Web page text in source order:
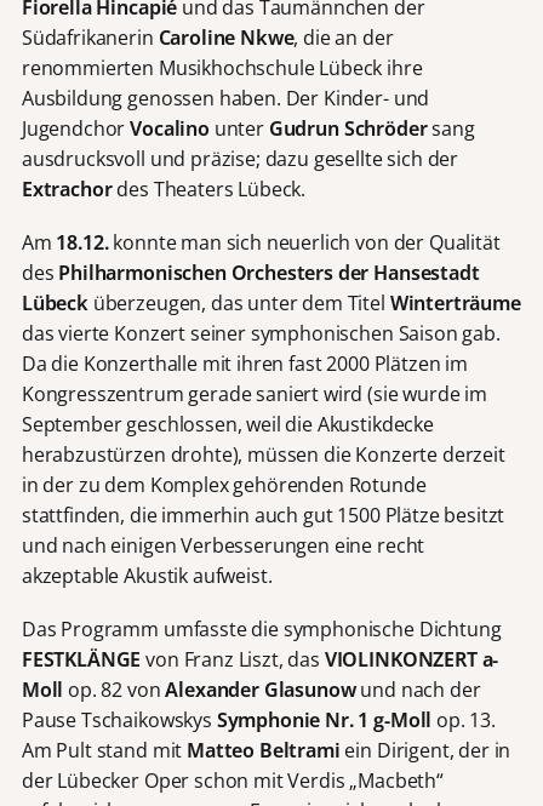
Fiorella Hincapié und das Taumännchen der
Südafrikanerin Caroline Nkwe, die an der
renommierten Musikhochschule Lübeck ihre
Ausbildung genossen haben. Der Kinder- und
JugendchorVocalino unter Gudrun Schrödersang
ausdrucksvoll und präzise; dazu gesellte sich der
Extrachordes Theaters Lübeck.
Am 18.12.konnte man sich neuerlich von der Qualität
des Philharmonischen Orchesters der Hansestadt
Lübeck überzeugen, das unter dem Titel Winterträume
das vierte Konzert seiner symphonischen Saison gab.
Da die Konzerthalle mit ihren fast 2000 Plätzen im
Kongresszentrum gerade saniert wird (sie wurde im
September geschlossen, weil die Akustikdecke
herabzustürzen drohte), müssen die Konzerte derzeit
in der zu dem Komplex gehörenden Rotunde
stattfinden, die immerhin auch gut 1500 Plätze besitzt
und nach einigen Verbesserungen eine recht
akzeptable Akustik aufweist.
Das Programm umfasste die symphonische Dichtung
FESTKLÄNGE von Franz Liszt, das VIOLINKONZERT a-
Moll op. 82 vonAlexander Glasunowund nach der
Pause Tschaikowskys Symphonie Nr. 1 g-Moll op. 13.
Am Pult stand mit Matteo Beltrami ein Dirigent, der in
der Lübecker Oper schon mit Verdis „Macbeth“